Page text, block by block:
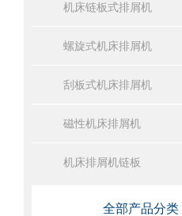
机床链板式排屑机
螺旋式机床排屑机
刮板式机床排屑机
磁性机床排屑机
机床排屑机链板
全部产品分类